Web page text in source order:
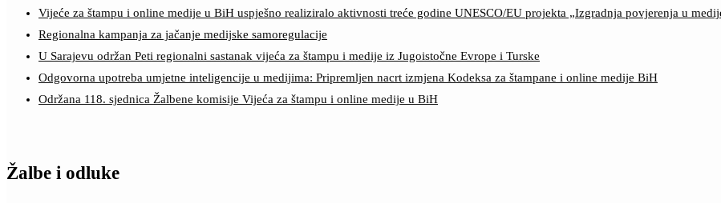
Vijeće za štampu i online medije u BiH uspješno realiziralo aktivnosti treće godine UNESCO/EU projekta „Izgradnja povjerenja u
Regionalna kampanja za jačanje medijske samoregulacije
U Sarajevu održan Peti regionalni sastanak vijeća za štampu i medije iz Jugoistočne Evrope i Turske
Odgovorna upotreba umjetne inteligencije u medijima: Pripremljen nacrt izmjena Kodeksa za štampane i online medije BiH
Održana 118. sjednica Žalbene komisije Vijeća za štampu i online medije u BiH
Žalbe i odluke